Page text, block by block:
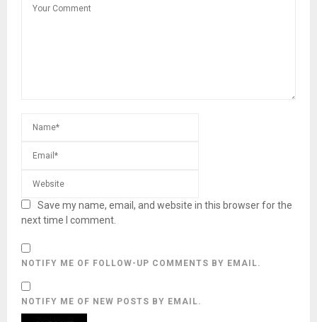
Save my name, email, and website in this browser for the
next time I comment.
NOTIFY ME OF FOLLOW-UP COMMENTS BY EMAIL.
NOTIFY ME OF NEW POSTS BY EMAIL.